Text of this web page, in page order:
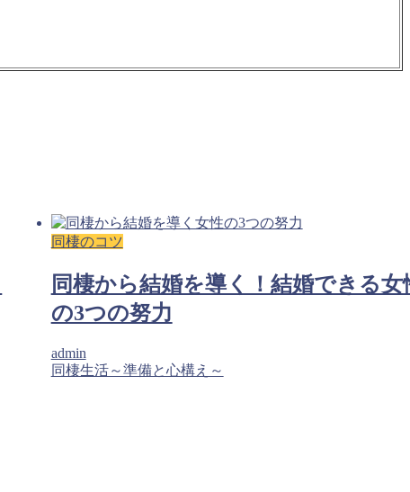
同棲のコツ
同棲から結婚を導く！結婚できる女
の3つの努力
admin
同棲生活～準備と心構え～